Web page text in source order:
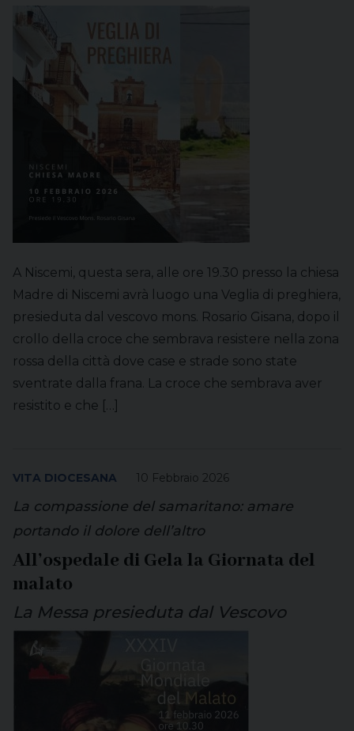
A Niscemi, questa sera, alle ore 19.30 presso la chiesa
Madre di Niscemi avrà luogo una Veglia di preghiera,
presieduta dal vescovo mons. Rosario Gisana, dopo il
crollo della croce che sembrava resistere nella zona
rossa della città dove case e strade sono state
sventrate dalla frana. La croce che sembrava aver
resistito e che […]
10 Febbraio 2026
VITA DIOCESANA
La compassione del samaritano: amare
portando il dolore dell’altro
All’ospedale di Gela la Giornata del
malato
La Messa presieduta dal Vescovo